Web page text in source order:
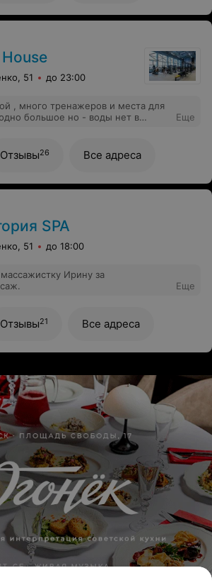
51 до 23:00
, много тренажеров и места для
большое но - воды нет в
время тренировок , а это очень
бар , где можно купить и воду и
, но одно другому не мешает -
будет вода , не иметь бойлера
- это наглость.
Еще
Отзывы26 Все адреса
SPA
51 до 18:00
Ирину за
Еще
Отзывы21 Все адреса